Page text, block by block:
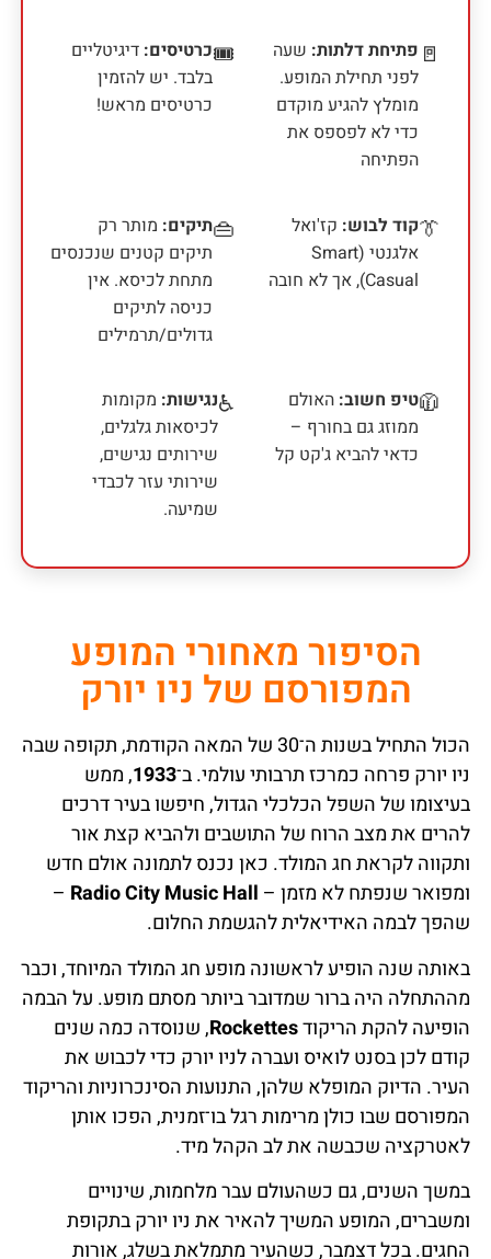
🚪 פתיחת דלתות: שעה
לפני תחילת המופע.
מומלץ להגיע מוקדם
כדי לא לפספס את
הפתיחה
🎟️כרטיסים: דיגיטליים
בלבד. יש להזמין
כרטיסים מראש!
👔קוד לבוש: קז'ואל
אלגנטי (Smart
Casual), אך לא חובה
👜תיקים: מותר רק
תיקים קטנים שנכנסים
מתחת לכיסא. אין
כניסה לתיקים
גדולים/תרמילים
🧥טיפ חשוב: האולם
ממוזג גם בחורף –
כדאי להביא ג'קט קל
♿נגישות: מקומות
לכיסאות גלגלים,
שירותים נגישים,
שירותי עזר לכבדי
שמיעה.
הסיפור מאחורי המופע
המפורסם של ניו יורק
הכול התחיל בשנות ה־30 של המאה הקודמת, תקופה שבה
ניו יורק פרחה כמרכז תרבותי עולמי. ב־1933, ממש
בעיצומו של השפל הכלכלי הגדול, חיפשו בעיר דרכים
להרים את מצב הרוח של התושבים ולהביא קצת אור
ותקווה לקראת חג המולד. כאן נכנס לתמונה אולם חדש
ומפואר שנפתח לא מזמן – Radio City Music Hall
–
שהפך לבמה האידיאלית להגשמת החלום.
באותה שנה הופיע לראשונה מופע חג המולד המיוחד, וכבר
מההתחלה היה ברור שמדובר ביותר מסתם מופע. על הבמה
הופיעה להקת הריקודRockettes, שנוסדה כמה שנים
קודם לכן בסנט לואיס ועברה לניו יורק כדי לכבוש את
העיר. הדיוק המופלא שלהן, התנועות הסינכרוניות והריקוד
המפורסם שבו כולן מרימות רגל בו־זמנית, הפכו אותן
לאטרקציה שכבשה את לב הקהל מיד.
במשך השנים, גם כשהעולם עבר מלחמות, שינויים
ומשברים, המופע המשיך להאיר את ניו יורק בתקופת
החגים. בכל דצמבר, כשהעיר מתמלאת בשלג, אורות